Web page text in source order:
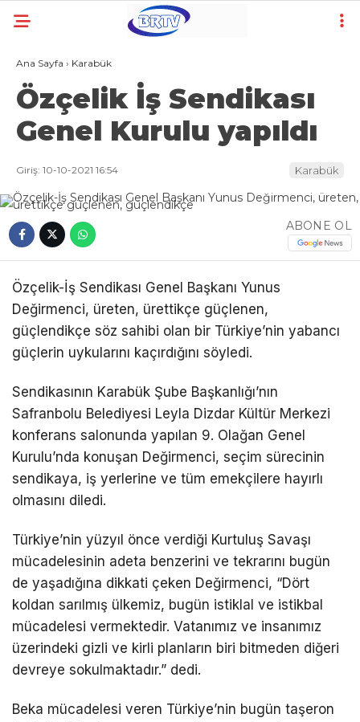
Ana Sayfa › Karabük
Özçelik İş Sendikası
Genel Kurulu yapıldı
Giriş: 10-10-2021 16:54 Karabük
ABONE OL
Özçelik-İş Sendikası Genel Başkanı Yunus
Değirmenci, üreten, ürettikçe güçlenen,
güçlendikçe söz sahibi olan bir Türkiye’nin yabancı
güçlerin uykularını kaçırdığını söyledi.
Sendikasının Karabük Şube Başkanlığı’nın
Safranbolu Belediyesi Leyla Dizdar Kültür Merkezi
konferans salonunda yapılan 9. Olağan Genel
Kurulu’nda konuşan Değirmenci, seçim sürecinin
sendikaya, iş yerlerine ve tüm emekçilere hayırlı
olmasını diledi.
Türkiye’nin yüzyıl önce verdiği Kurtuluş Savaşı
mücadelesinin adeta benzerini ve tekrarını bugün
de yaşadığına dikkati çeken Değirmenci, “Dört
koldan sarılmış ülkemiz, bugün istiklal ve istikbal
mücadelesi vermektedir. Vatanımız ve insanımız
üzerindeki gizli ve kirli planların biri bitmeden diğeri
devreye sokulmaktadır.” dedi.
Beka mücadelesi veren Türkiye’nin bugün taşeron